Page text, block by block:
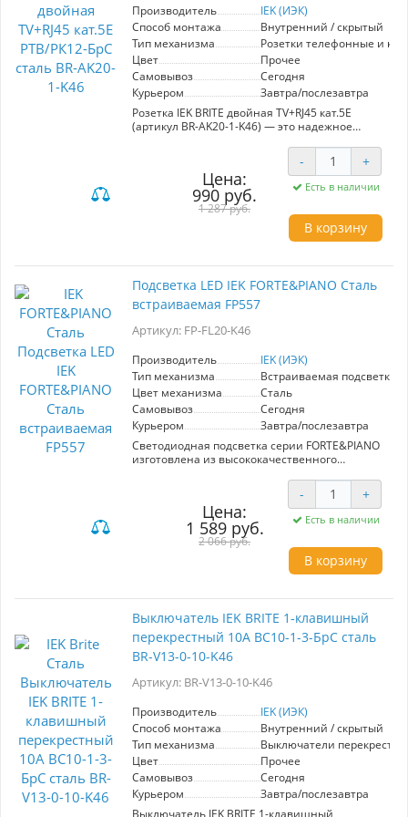
Производитель
IEK (ИЭК)
Способ монтажа
Внутренний / скрытый
Тип механизма
Розетки телефонные и
Цвет
Прочее
Самовывоз
Сегодня
Курьером
Завтра/послезавтра
Розетка IEK BRITE двойная TV+RJ45 кат.5E
(артикул BR-AK20-1-K46) — это надежное
подключений в вашем доме или офисе.
Изготовленная из качественной стали с
антикоррозийным покрытием, она
гарантирует долгий срок службы и
устойчивость к внешним воздействиям.
Данная модель сочетает в себе два порта: для
подключения телевизора и сети Ethernet, что
телевидению в одном устройстве. Легкость
идеальным выбором для современных
интерьеров. Использование розетки поможет
улучшить качество передачи сигналов.
преимущества этой модели от производителя
IEK.
Цена:
990 руб.
1 287 руб.
- +
Есть в наличии
В корзину
Подсветка LED IEK FORTE&PIANO Сталь
встраиваемая FP557
Артикул: FP-FL20-K46
Производитель
IEK (ИЭК)
Тип механизма
Встраиваемая подсветка
Цвет механизма
Сталь
Самовывоз
Сегодня
Курьером
Завтра/послезавтра
Светодиодная подсветка серии FORTE&PIANO
изготовлена из высококачественного
ультрафиолетовому излучению. Подсветка
предназначена для декоративного и
ориентационного освещения в пространстве.
Подсветка идеально подходит для освещения
длинных коридоров, лестницы, кухонного
фартука, интерьерных зон и может
использоваться как детский ночник. Мягкое и
ориентироваться и безопасно передвигаться в
основной свет.
Благодаря масштабируемому суппорту вы
можете установить неограниченное
количество изделий в ряду при стандартном
шаге.
Комбинируйте изделия, создавайте изящные
бесшовные композиции – с коллекцией
безрамочных розеток и выключателей
FORTE&PIANO!
Цена:
1 589 руб.
2 066 руб.
- +
Есть в наличии
В корзину
Выключатель IEK BRITE 1-клавишный
перекрестный 10А ВС10-1-3-БрС сталь
BR-V13-0-10-K46
Артикул: BR-V13-0-10-K46
Производитель
IEK (ИЭК)
Способ монтажа
Внутренний / скрытый
Тип механизма
Выключатели
Цвет
Прочее
Самовывоз
Сегодня
Курьером
Завтра/послезавтра
Выключатель IEK BRITE 1-клавишный